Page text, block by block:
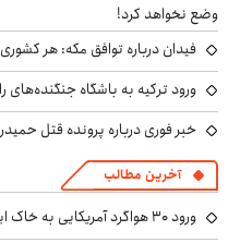
وضع نخواهد کرد!
فیدان درباره توافق مکه: هر
ورود ترکیه به باشگاه جنگنده‌های
خبر فوری درباره پرونده قتل
آخرین مطالب
ورود ۳۰ هواگرد آمریکایی به خاک ایران قبل از حمله به بیت رهبری؟